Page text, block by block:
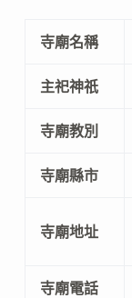
寺廟名稱
主祀神祇
寺廟教別
寺廟縣市
寺廟地址
寺廟電話